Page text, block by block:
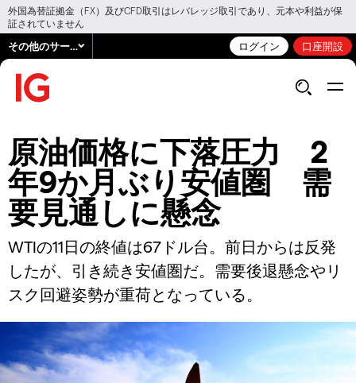
外国為替証拠金（FX）及びCFD取引はレバレッジ取引であり、元本や利益が保
証されていません
その他のサービス ログイン 口座開設
原油価格に下落圧力 2
年9か月ぶり安値圏 需
要見通しに懸念
WTIの11日の終値は67ドル台。前日からは反発
したが、引き続き安値圏だ。需要後退懸念やリ
スク回避姿勢が重荷となっている。